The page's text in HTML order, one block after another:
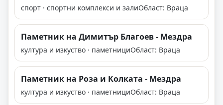
спорт · спортни комплекси и залиОбласт: Враца
Паметник на Димитър Благоев - Мездра
култура и изкуство · паметнициОбласт: Враца
Паметник на Роза и Колката - Мездра
култура и изкуство · паметнициОбласт: Враца